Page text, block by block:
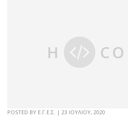
POSTED BY Ε.Γ.Ε.Σ. | 23 ΙΟΥΛΊΟΥ, 2020